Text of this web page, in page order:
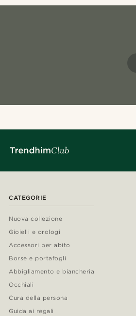
CATEGORIE
Nuova collezione
Gioielli e orologi
Accessori per abito
Borse e portafogli
Abbigliamento e biancheria
Occhiali
Cura della persona
Guida ai regali